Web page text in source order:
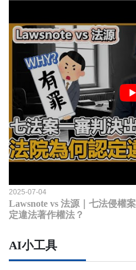
2025-07-04
Lawsnote vs 法源｜七法侵權
定違法著作權法？
AI小工具